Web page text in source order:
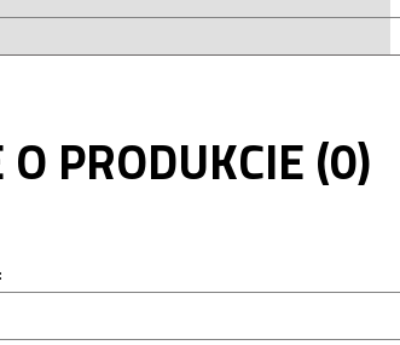
PRODUKCIE (0)